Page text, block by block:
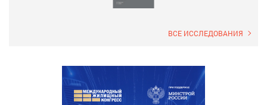
ВСЕ ИССЛЕДОВАНИЯ